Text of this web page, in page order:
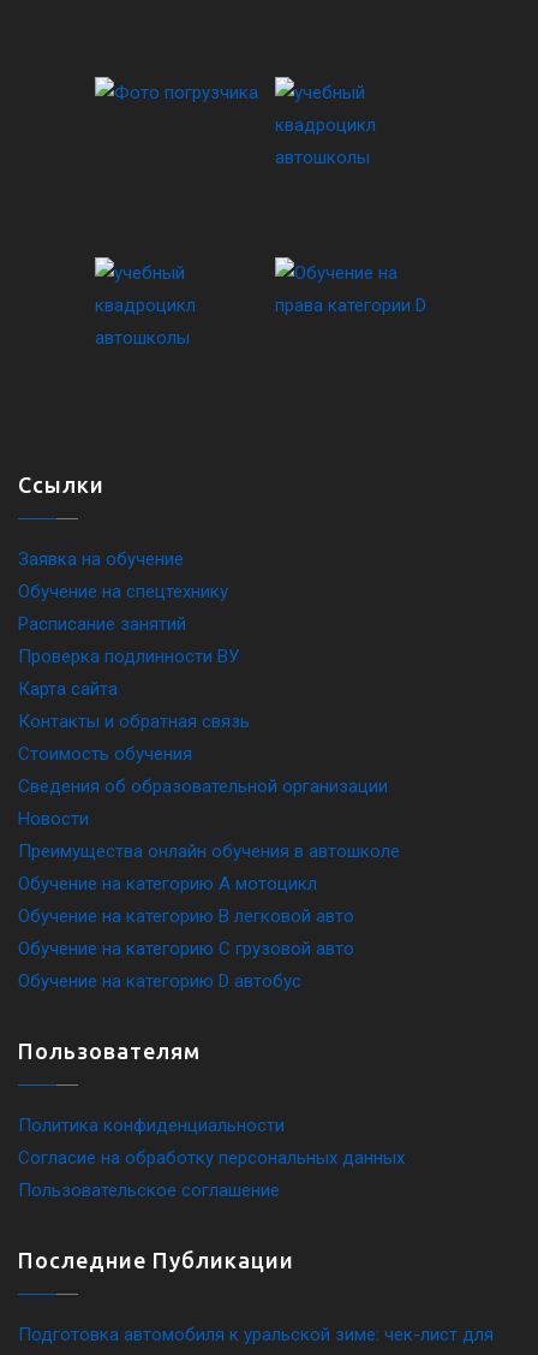
Ссылки
Заявка на обучение
Обучение на спецтехнику
Расписание занятий
Проверка подлинности ВУ
Карта сайта
Контакты и обратная связь
Стоимость обучения
Сведения об образовательной организации
Новости
Преимущества онлайн обучения в автошколе
Обучение на категорию A мотоцикл
Обучение на категорию B легковой авто
Обучение на категорию C грузовой авто
Обучение на категорию D автобус
Пользователям
Политика конфиденциальности
Согласие на обработку персональных данных
Пользовательское соглашение
Последние Публикации
Подготовка автомобиля к уральской зиме: чек-лист для